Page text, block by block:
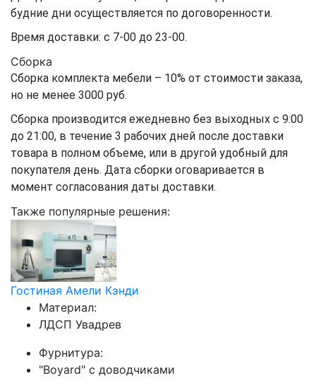
будние дни осуществляется по договоренности.
Время доставки: с 7-00 до 23-00.
Сборка
Сборка комплекта мебели – 10% от стоимости заказа,
но не менее 3000 руб.
Сборка производится ежедневно без выходных с 9:00
до 21:00, в течение 3 рабочих дней после доставки
товара в полном объеме, или в другой удобный для
покупателя день. Дата сборки оговаривается в
момент согласования даты доставки.
Также популярные решения:
Гостиная Амели Кэнди
Материал:
ЛДСП Увадрев
Фурнитура:
"Boyard" с доводчиками